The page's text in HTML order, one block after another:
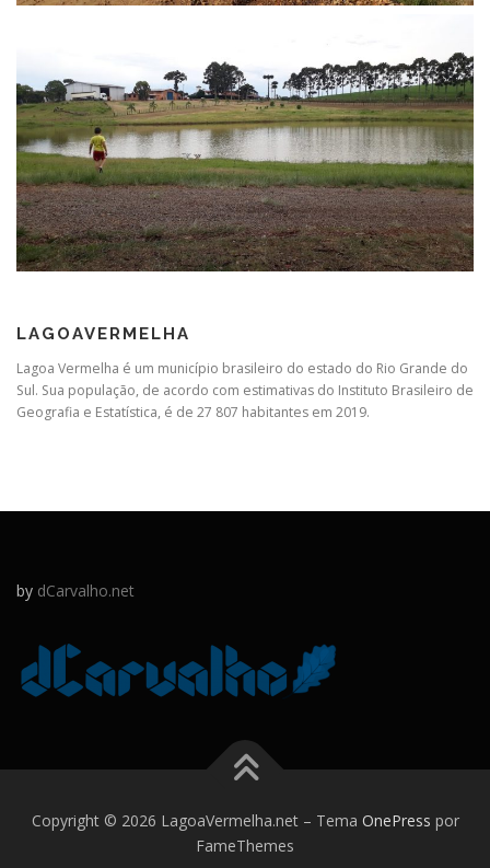
LAGOAVERMELHA
Lagoa Vermelha é um município brasileiro do estado do Rio Grande do
Sul. Sua população, de acordo com estimativas do Instituto Brasileiro de
Geografia e Estatística, é de 27 807 habitantes em 2019.
by dCarvalho.net
Copyright © 2026 LagoaVermelha.net – Tema OnePress por
FameThemes